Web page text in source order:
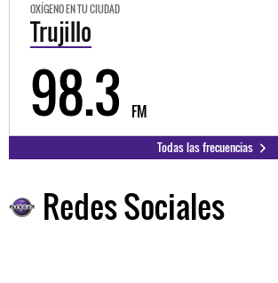
OXÍGENO EN TU CIUDAD
Trujillo
98.3 FM
Todas las frecuencias
Redes Sociales